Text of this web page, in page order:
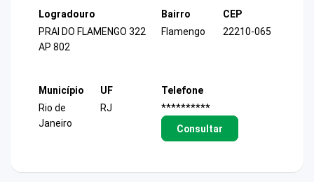
Logradouro
PRAI DO FLAMENGO 322
AP 802
Bairro
Flamengo
CEP
22210-065
Município
Rio de
Janeiro
UF
RJ
Telefone
**********
Consultar